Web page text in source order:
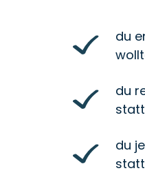
du
du
du